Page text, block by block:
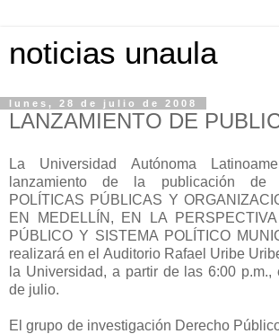
noticias unaula
lunes, 28 de julio de 2008
LANZAMIENTO DE
La Universidad Autónoma
lanzamiento de la publicación de
POLÍTICAS PÚBLICAS Y
EN MEDELLÍN, EN LA
PÚBLICO Y SISTEMA POLÍTICO
realizará en el Auditorio Rafael Uribe
la Universidad, a partir de las 6:00 p.m.,
de julio.
El grupo de investigación Derecho